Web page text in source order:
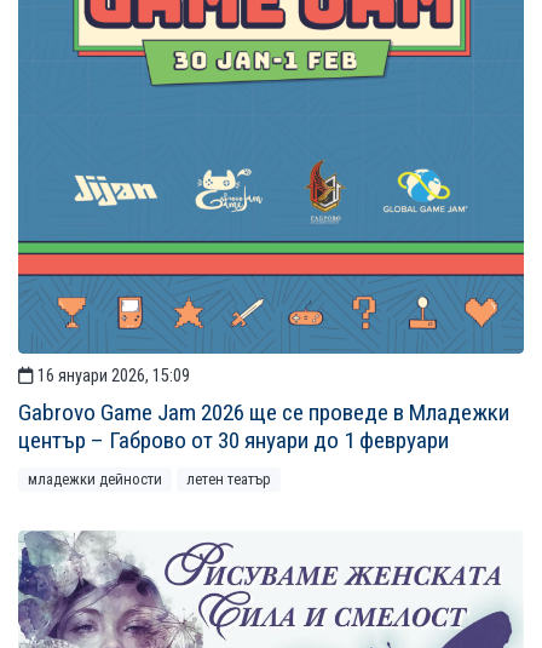
16 януари 2026, 15:09
Gabrovo Game Jam 2026 ще се проведе в Младежки
център – Габрово от 30 януари до 1 февруари
младежки дейности летен театър